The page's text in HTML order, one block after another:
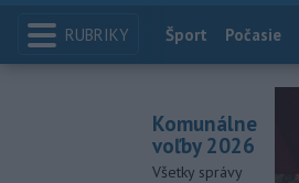
RUBRIKY Index
Šport Počasie
Komunálne
voľby 2026
Všetky správy